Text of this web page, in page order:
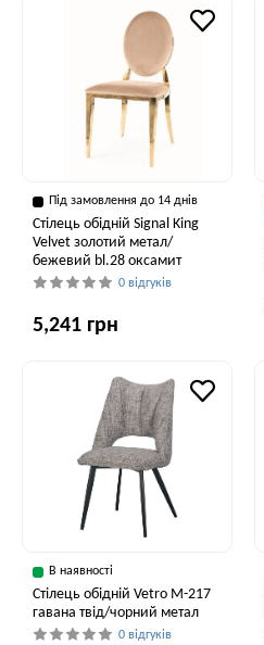
Під замовлення до 14 днів
Стілець обідній Signal King
Velvet золотий метал/
бежевий bl.28 оксамит
0 відгуків
5,241 грн
В наявності
Стілець обідній Vetro M-217
гавана твід/чорний метал
0 відгуків